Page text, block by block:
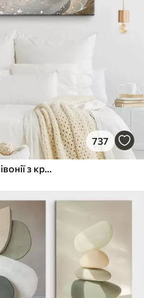
737
Крупний план білої квітки півонії з крапельками води на пелюстках на розмитому фоні